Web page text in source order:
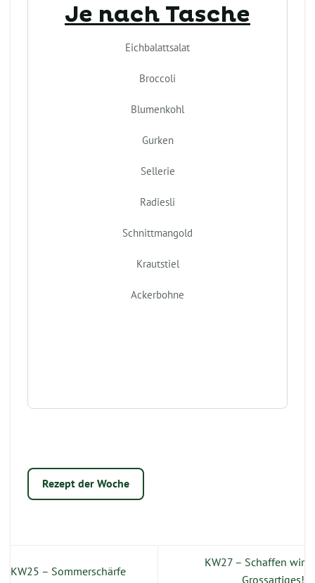
Je nach Tasche
Eichbalattsalat
Broccoli
Blumenkohl
Gurken
Sellerie
Radiesli
Schnittmangold
Krautstiel
Ackerbohne
Rezept der Woche
KW25 – Sommerschärfe
KW27 – Schaffen wir
Grossartiges!